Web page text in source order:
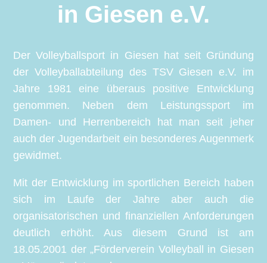
in Giesen e.V.
Der Volleyballsport in Giesen hat seit Gründung
der Volleyballabteilung des TSV Giesen e.V. im
Jahre 1981 eine überaus positive Entwicklung
genommen. Neben dem Leistungssport im
Damen- und Herrenbereich hat man seit jeher
auch der Jugendarbeit ein besonderes Augenmerk
gewidmet.
Mit der Entwicklung im sportlichen Bereich haben
sich im Laufe der Jahre aber auch die
organisatorischen und finanziellen Anforderungen
deutlich erhöht. Aus diesem Grund ist am
18.05.2001 der „Förderverein Volleyball in Giesen